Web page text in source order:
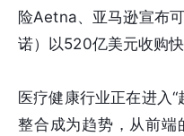
险Aetna、亚马逊宣布
诺）以520亿美元收购快
医疗健康行业正在进入
整合成为趋势，从前端